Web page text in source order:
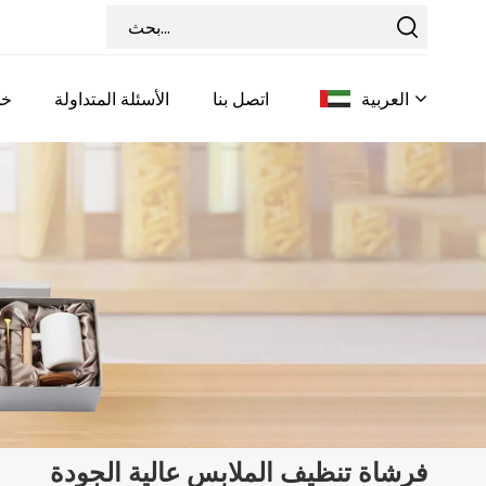
الأسئلة المتداولة اتصل بنا العربية
English
Français
Español
فرشاة تنظيف الملابس عالية الجودة